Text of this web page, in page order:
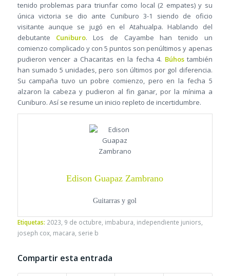
tenido problemas para triunfar como local (2 empates) y su
única victoria se dio ante Cuniburo 3-1 siendo de oficio
visitante aunque se jugó en el Atahualpa. Hablando del
debutante Cuniburo. Los de Cayambe han tenido un
comienzo complicado y con 5 puntos son penúltimos y apenas
pudieron vencer a Chacaritas en la fecha 4. Búhostambién
han sumado 5 unidades, pero son últimos por gol diferencia.
Su campaña tuvo un pobre comienzo, pero en la fecha 5
alzaron la cabeza y pudieron al fin ganar, por la mínima a
Cuniburo. Así se resume un inicio repleto de incertidumbre.
Edison Guapaz Zambrano
Guitarras y gol
Etiquetas: 2023, 9 de octubre, imbabura, independiente juniors,
joseph cox, macara, serie b
Compartir esta entrada